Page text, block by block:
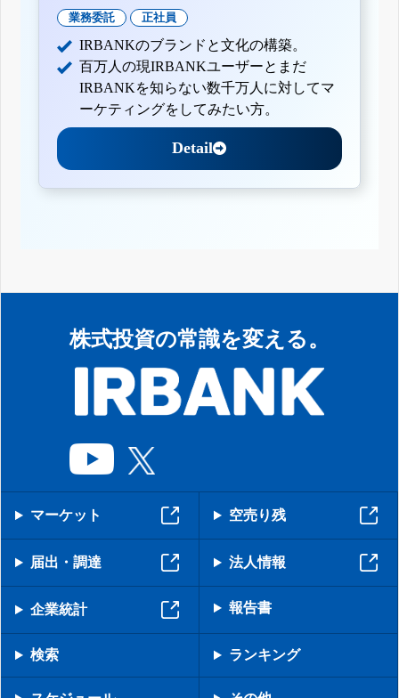
業務委託 正社員
IRBANKのブランドと文化の構築。
百万人の現IRBANKユーザーとまだ
IRBANKを知らない数千万人に対してマ
ーケティングをしてみたい方。
Detail
株式投資の常識を変える。
マーケット 空売り残
届出・調達 法人情報
企業統計 報告書
検索 ランキング